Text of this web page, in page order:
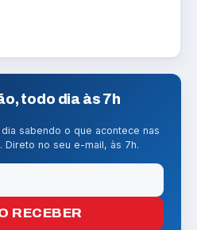
todo dia às 7h
sabendo o que acontece nas
no seu e-mail, às 7h.
RECEBER